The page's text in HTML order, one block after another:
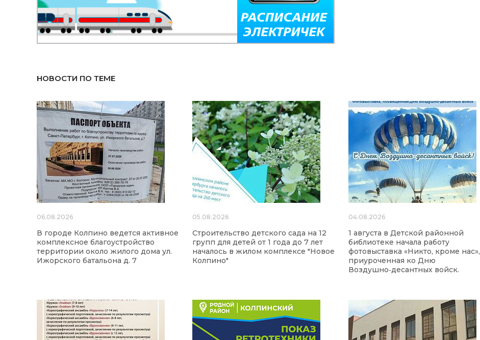
НОВОСТИ ПО ТЕМЕ
06.08.2026
В городе Колпино ведется активное
комплексное благоустройство
территории около жилого дома ул.
Ижорского батальона д. 7
05.08.2026
Строительство детского сада на 12
групп для детей от 1 года до 7 лет
началось в жилом комплексе "Новое
Колпино"
04.08.2026
1 августа в Детской районной
библиотеке начала работу
фотовыставка «Никто, кроме нас»,
приуроченная ко Дню
Воздушно‑десантных войск.